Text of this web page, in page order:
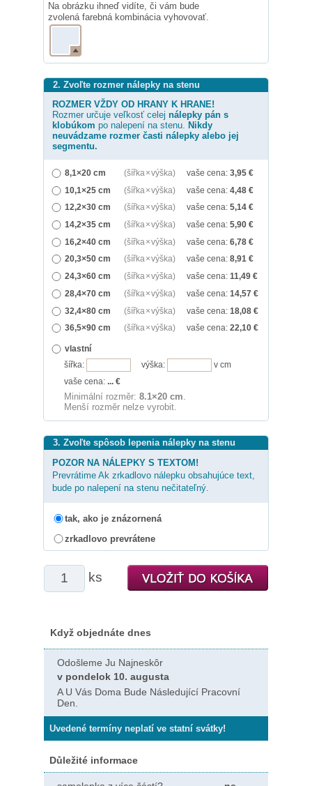
Na obrázku ihneď vidíte, či vám bude
zvolená farebná kombinácia vyhovovať.
2. Zvoľte rozmer nálepky na stenu
ROZMER VŽDY OD HRANY K HRANE!
Rozmer určuje veľkosť celej nálepky pán s
klobúkom po nalepení na stenu. Nikdy
neuvádzame rozmer časti nálepky alebo jej
segmentu.
8,1×20 cm (šířka × výška) vaše cena: 3,95 €
10,1×25 cm
(šířka × výška) vaše cena: 4,48 €
12,2×30 cm
(šířka × výška) vaše cena: 5,14 €
14,2×35 cm
(šířka × výška) vaše cena: 5,90 €
16,2×40 cm
(šířka × výška) vaše cena: 6,78 €
20,3×50 cm
(šířka × výška) vaše cena: 8,91 €
24,3×60 cm
(šířka × výška) vaše cena: 11,49 €
28,4×70 cm
(šířka × výška) vaše cena: 14,57 €
32,4×80 cm
(šířka × výška) vaše cena: 18,08 €
36,5×90 cm
(šířka × výška) vaše cena: 22,10 €
vlastní
šířka:
výška:
v cm
vaše cena: ... €
Minimální rozměr: 8.1×20 cm
Menší rozměr nelze vyrobit.
3. Zvoľte spôsob lepenia nálepky na stenu
POZOR NA NÁLEPKY S TEXTOM!
Prevrátime Ak zrkadlovo nálepku obsahujúce text,
bude po nalepení na stenu nečitateľný.
tak, ako je znázornená
zrkadlovo prevrátene
ks
Když objednáte dnes
Odošleme Ju Najneskôr
v pondelok 10. augusta
A U Vás Doma Bude Následující Pracovní
Den.
Uvedené termíny neplatí ve statní svátky!
Důležité informace